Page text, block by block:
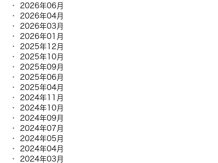
2026年06月
2026年04月
2026年03月
2026年01月
2025年12月
2025年10月
2025年09月
2025年06月
2025年04月
2024年11月
2024年10月
2024年09月
2024年07月
2024年05月
2024年04月
2024年03月